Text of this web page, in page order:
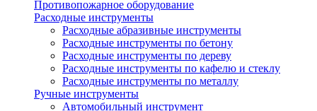
Противопожарное оборудование
Расходные инструменты
Расходные абразивные инструменты
Расходные инструменты по бетону
Расходные инструменты по дереву
Расходные инструменты по кафелю и стеклу
Расходные инструменты по металлу
Ручные инструменты
Автомобильный инструмент